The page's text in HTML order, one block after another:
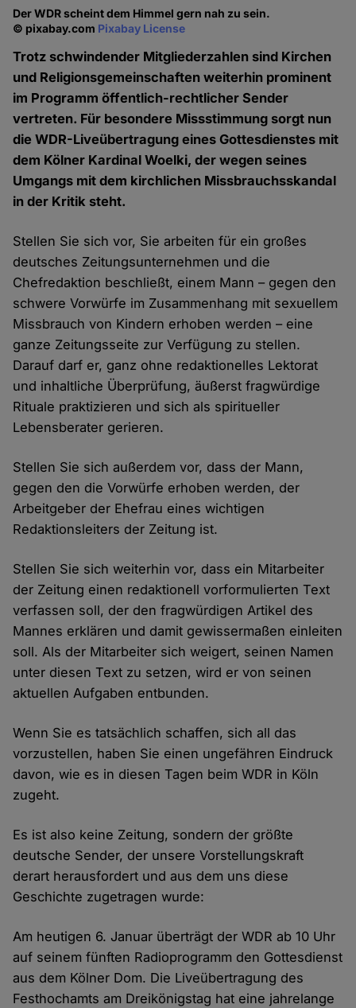
Der WDR scheint dem Himmel gern nah zu sein.
© pixabay.com Pixabay License
Trotz schwindender Mitgliederzahlen sind Kirchen
und Religionsgemeinschaften weiterhin prominent
im Programm öffentlich-rechtlicher Sender
vertreten. Für besondere Missstimmung sorgt nun
die WDR-Liveübertragung eines Gottesdienstes mit
dem Kölner Kardinal Woelki, der wegen seines
Umgangs mit dem kirchlichen Missbrauchsskandal
in der Kritik steht.
Stellen Sie sich vor, Sie arbeiten für ein großes
deutsches Zeitungsunternehmen und die
Chefredaktion beschließt, einem Mann – gegen den
schwere Vorwürfe im Zusammenhang mit sexuellem
Missbrauch von Kindern erhoben werden – eine
ganze Zeitungsseite zur Verfügung zu stellen.
Darauf darf er, ganz ohne redaktionelles Lektorat
und inhaltliche Überprüfung, äußerst fragwürdige
Rituale praktizieren und sich als spiritueller
Lebensberater gerieren.
Stellen Sie sich außerdem vor, dass der Mann,
gegen den die Vorwürfe erhoben werden, der
Arbeitgeber der Ehefrau eines wichtigen
Redaktionsleiters der Zeitung ist.
Stellen Sie sich weiterhin vor, dass ein Mitarbeiter
der Zeitung einen redaktionell vorformulierten Text
verfassen soll, der den fragwürdigen Artikel des
Mannes erklären und damit gewissermaßen einleiten
soll. Als der Mitarbeiter sich weigert, seinen Namen
unter diesen Text zu setzen, wird er von seinen
aktuellen Aufgaben entbunden.
Wenn Sie es tatsächlich schaffen, sich all das
vorzustellen, haben Sie einen ungefähren Eindruck
davon, wie es in diesen Tagen beim WDR in Köln
zugeht.
Es ist also keine Zeitung, sondern der größte
deutsche Sender, der unsere Vorstellungskraft
derart herausfordert und aus dem uns diese
Geschichte zugetragen wurde:
Am heutigen 6. Januar überträgt der WDR ab 10 Uhr
auf seinem fünften Radioprogramm den Gottesdienst
aus dem Kölner Dom. Die Liveübertragung des
Festhochamts am Dreikönigstag hat eine jahrelange